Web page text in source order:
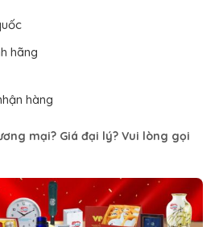
hãng
hàng
mại? Giá đại lý? Vui lòng gọi